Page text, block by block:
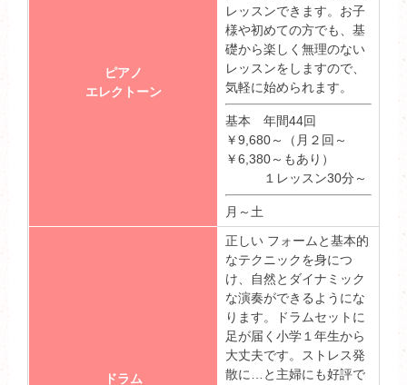
ピアノ
エレクトーン
レッスンできます。お子
様や初めての方でも、基
礎から楽しく無理のない
レッスンをしますので、
気軽に始められます。
基本 年間44回
￥9,680～（月２回～
￥6,380～もあり）
１レッスン30分～
月～土
ドラム
正しい フォームと基本的
なテクニックを身につ
け、自然とダイナミック
な演奏ができるようにな
ります。ドラムセットに
足が届く小学１年生から
大丈夫です。ストレス発
散に…と主婦にも好評で